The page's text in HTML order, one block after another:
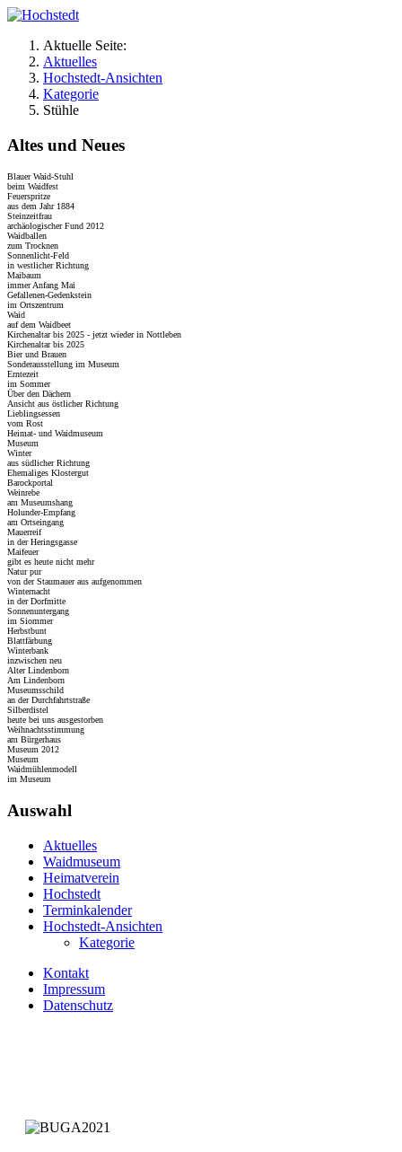
Aktuelle Seite:
Aktuelles
Hochstedt-Ansichten
Kategorie
Stühle
Altes und Neues
Blauer Waid-Stuhl
beim Waidfest
Feuerspritze
aus dem Jahr 1884
Steinzeitfrau
archäologischer Fund 2012
Waidballen
zum Trocknen
Sonnenlicht-Feld
in westlicher Richtung
Maibaum
immer Anfang Mai
Gefallenen-Gedenkstein
im Ortszentrum
Waid
auf dem Waidbeet
Kirchenaltar bis 2025 - jetzt wieder in Nottleben
Kirchenaltar bis 2025
Bier und Brauen
Sonderausstellung im Museum
Erntezeit
im Sommer
Über den Dächern
Ansicht aus östlicher Richtung
Lieblingsessen
vom Rost
Heimat- und Waidmuseum
Museum
Winter
aus südlicher Richtung
Ehemaliges Klostergut
Barockportal
Weinrebe
am Museumshang
Holunder-Empfang
am Ortseingang
Mauerreif
in der Heringsgasse
Maifeuer
gibt es heute nicht mehr
Natur pur
von der Staumauer aus aufgenommen
Winternacht
in der Dorfmitte
Sonnenuntergang
im Siommer
Herbstbunt
Blattfärbung
Winterbank
inzwischen neu
Alter Lindenborn
Am Lindenborn
Museumsschild
an der Durchfahrtstraße
Silberdistel
heute bei uns ausgestorben
Weihnachtsstimmung
am Bürgerhaus
Museum 2012
Museum
Waidmühlenmodell
im Museum
Auswahl
Aktuelles
Waidmuseum
Heimatverein
Hochstedt
Terminkalender
Hochstedt-Ansichten
Kategorie
Kontakt
Impressum
Datenschutz